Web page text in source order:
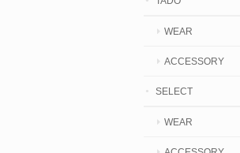
WEAR
ACCESSORY
SELECT
WEAR